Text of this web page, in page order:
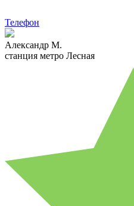
Телефон
Александр М.
станция метро Лесная